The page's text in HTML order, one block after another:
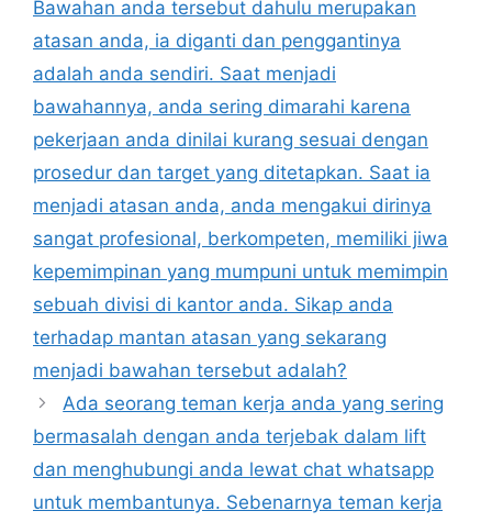
Bawahan anda tersebut dahulu merupakan
atasan anda, ia diganti dan penggantinya
adalah anda sendiri. Saat menjadi
bawahannya, anda sering dimarahi karena
pekerjaan anda dinilai kurang sesuai dengan
prosedur dan target yang ditetapkan. Saat ia
menjadi atasan anda, anda mengakui dirinya
sangat profesional, berkompeten, memiliki jiwa
kepemimpinan yang mumpuni untuk memimpin
sebuah divisi di kantor anda. Sikap anda
terhadap mantan atasan yang sekarang
menjadi bawahan tersebut adalah?
Ada seorang teman kerja anda yang sering
bermasalah dengan anda terjebak dalam lift
dan menghubungi anda lewat chat whatsapp
untuk membantunya. Sebenarnya teman kerja